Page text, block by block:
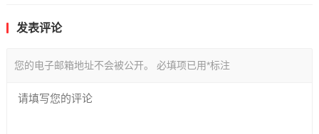
发表评论
您的电子邮箱地址不会被公开。 必填项已用*标注